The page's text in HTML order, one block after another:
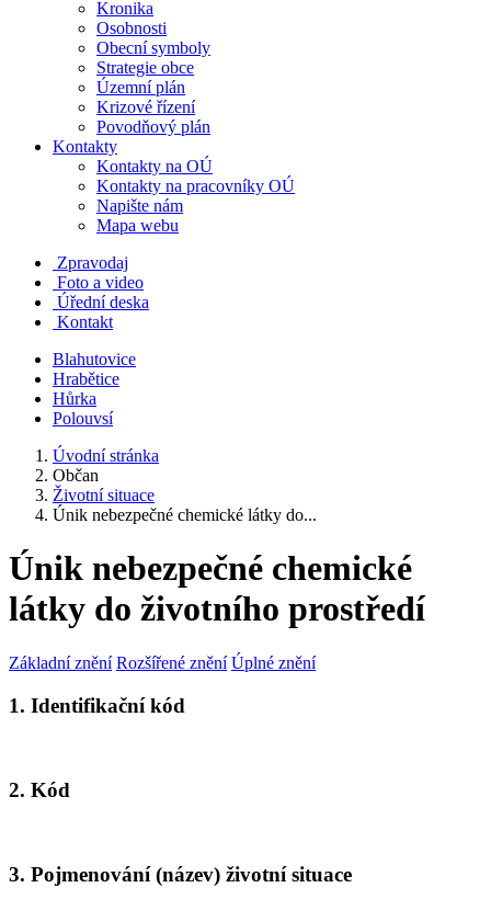
Kronika
Osobnosti
Obecní symboly
Strategie obce
Územní plán
Krizové řízení
Povodňový plán
Kontakty
Kontakty na OÚ
Kontakty na pracovníky OÚ
Napište nám
Mapa webu
Zpravodaj
Foto a video
Úřední deska
Kontakt
Blahutovice
Hrabětice
Hůrka
Polouvsí
Úvodní stránka
Občan
Životní situace
Únik nebezpečné chemické látky do...
Únik nebezpečné chemické
látky do životního prostředí
Základní znění Rozšířené znění Úplné znění
1. Identifikační kód
2. Kód
3. Pojmenování (název) životní situace